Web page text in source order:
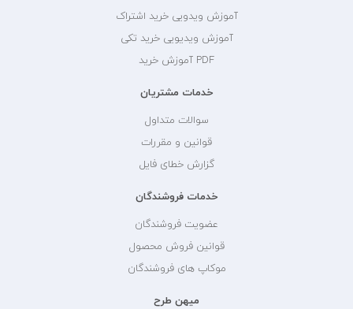
آموزش ویدویی خرید اشتراک
آموزش ویدیویی خرید تکی
PDF آموزش خرید
خدمات مشتریان
سوالات متداول
قوانین و مقررات
گزارش خطای فایل
خدمات فروشندگان
عضویت فروشندگان
قوانین فروش محصول
موکاپ های فروشندگان
میهن طرح